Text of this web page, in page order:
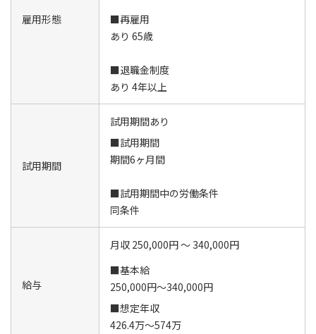
雇用形態
■再雇用
あり 65歳
■退職金制度
あり 4年以上
試用期間
試用期間あり
■試用期間
期間6ヶ月間
■試用期間中の労働条件
同条件
給与
月収 250,000円 ～ 340,000円
■基本給
250,000円～340,000円
■想定年収
426.4万～574万